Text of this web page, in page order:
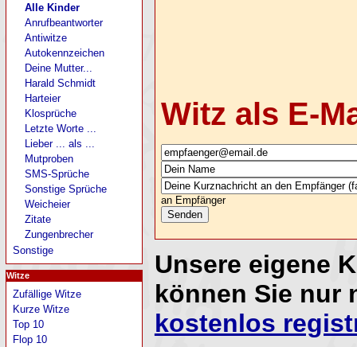
Witz als E-
an Empfänger
Unsere eigene
können Sie nur
kostenlos
Alle Kinder
Anrufbeantworter
Antiwitze
Autokennzeichen
Deine Mutter...
Harald Schmidt
Harteier
Klosprüche
Letzte Worte ...
Lieber ... als ...
Mutproben
SMS-Sprüche
Sonstige Sprüche
Weicheier
Zitate
Zungenbrecher
Sonstige
Witze
Zufällige Witze
Kurze Witze
Top 10
Flop 10